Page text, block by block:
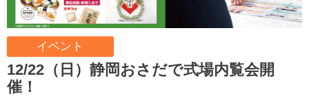
イベント
12/22（日）静岡おさだで式場内覧会開
催！